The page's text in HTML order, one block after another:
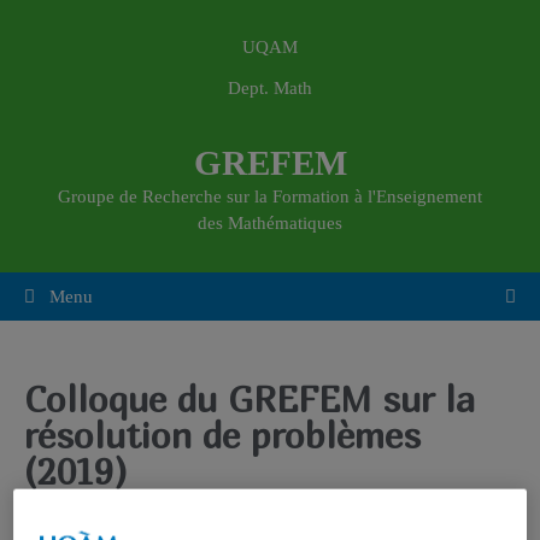
UQAM
Dept. Math
GREFEM
Groupe de Recherche sur la Formation à l'Enseignement
des Mathématiques
Menu
Colloque du GREFEM sur la
résolution de problèmes
(2019)